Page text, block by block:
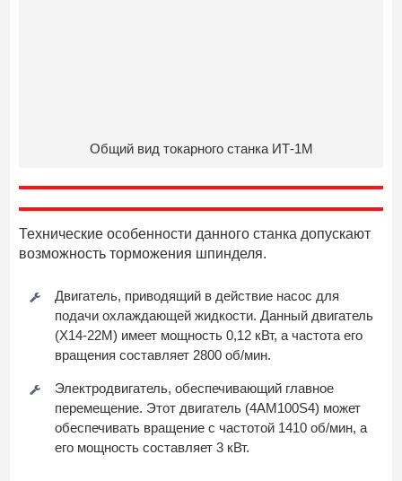
Общий вид токарного станка ИТ-1М
Технические особенности данного станка допускают
возможность торможения шпинделя.
Двигатель, приводящий в действие насос для
подачи охлаждающей жидкости. Данный двигатель
(Х14-22М) имеет мощность 0,12 кВт, а частота его
вращения составляет 2800 об/мин.
Электродвигатель, обеспечивающий главное
перемещение. Этот двигатель (4АМ100S4) может
обеспечивать вращение с частотой 1410 об/мин, а
его мощность составляет 3 кВт.